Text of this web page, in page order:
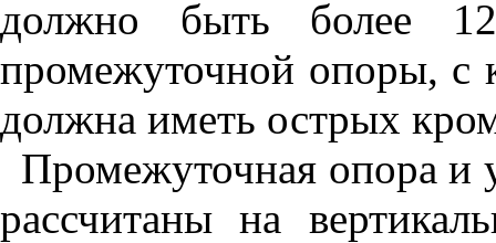
должно быть более
промежуточной опоры, с
должна иметь острых
Промежуточная опора и
рассчитаны на